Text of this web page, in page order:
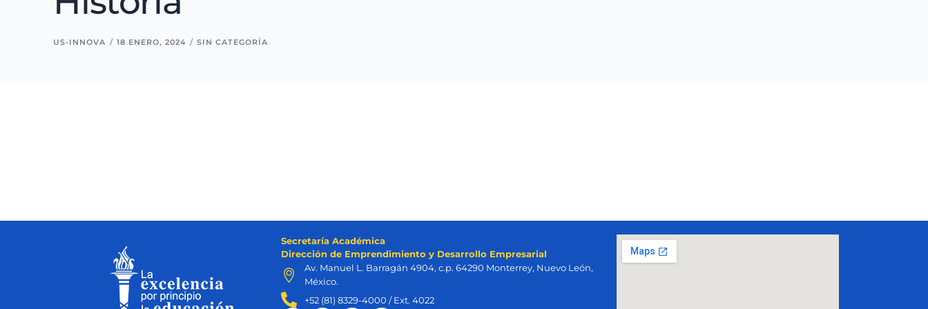
US-INNOVA 18 ENERO, 2024 SIN CATEGORÍA
Secretaría Académica
Dirección de Emprendimiento y Desarrollo Empresarial
Av. Manuel L. Barragán 4904, c.p. 64290 Monterrey, Nuevo León,
México.
+52 (81) 8329-4000 / Ext. 4022